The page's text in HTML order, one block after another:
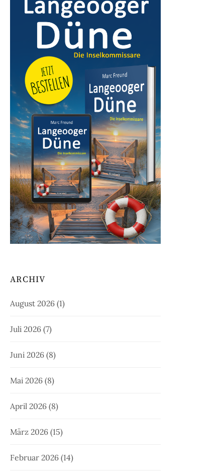
ARCHIV
August 2026 (1)
Juli 2026 (7)
Juni 2026 (8)
Mai 2026 (8)
April 2026 (8)
März 2026 (15)
Februar 2026 (14)